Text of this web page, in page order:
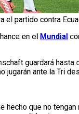
el partido contra
en el Mundial
guardará
jugarán ante la Tri
hecho que no